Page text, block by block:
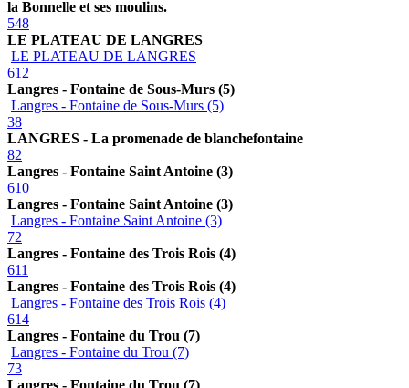
la Bonnelle et ses moulins.
548
LE PLATEAU DE LANGRES
LE PLATEAU DE LANGRES
612
Langres - Fontaine de Sous-Murs (5)
Langres - Fontaine de Sous-Murs (5)
38
LANGRES - La promenade de blanchefontaine
82
Langres - Fontaine Saint Antoine (3)
610
Langres - Fontaine Saint Antoine (3)
Langres - Fontaine Saint Antoine (3)
72
Langres - Fontaine des Trois Rois (4)
611
Langres - Fontaine des Trois Rois (4)
Langres - Fontaine des Trois Rois (4)
614
Langres - Fontaine du Trou (7)
Langres - Fontaine du Trou (7)
73
Langres - Fontaine du Trou (7)